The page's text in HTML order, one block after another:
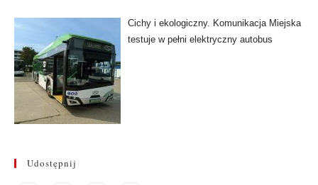
Cichy i ekologiczny. Komunikacja Miejska
testuje w pełni elektryczny autobus
Udostępnij